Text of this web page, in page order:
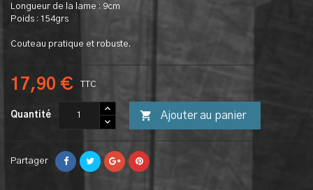
Longueur de la lame : 9cm
Poids : 154grs
Couteau pratique et robuste.
17,90 € TTC
Quantité  Ajouter au panier
Partager